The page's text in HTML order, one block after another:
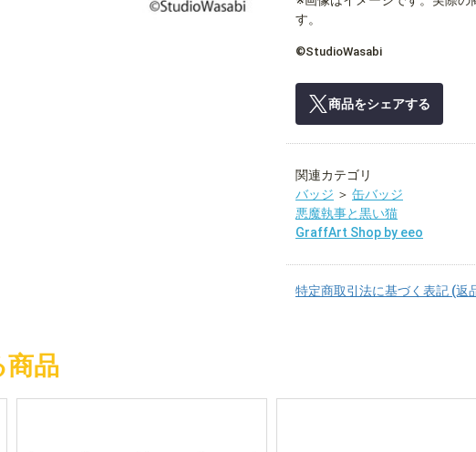
す。
©StudioWasabi
商品をシェアする
関連カテゴリ
バッジ ＞ 缶バッジ
悪魔執事と黒い猫
GraffArt Shop by eeo
特定商取引法に基づく表記 (返
商品